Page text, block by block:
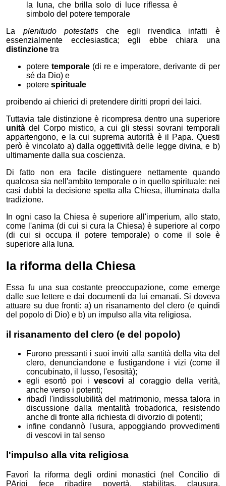
la luna, che brilla solo di luce riflessa è
simbolo del potere temporale
La plenitudo potestatis che egli rivendica infatti è
essenzialmente ecclesiastica; egli ebbe chiara una
distinzione tra
poteretemporale (di re e imperatore, derivante di per
sé da Dio) e
poterespirituale
proibendo ai chierici di pretendere diritti propri dei laici.
Tuttavia tale distinzione è ricompresa dentro una superiore
unità del Corpo mistico, a cui gli stessi sovrani temporali
appartengono, e la cui suprema autorità è il Papa. Questi
però è vincolato a) dalla oggettività delle legge divina, e b)
ultimamente dalla sua coscienza.
Di fatto non era facile distinguere nettamente quando
qualcosa sia nell'ambito temporale o in quello spirituale: nei
casi dubbi la decisione spetta alla Chiesa, illuminata dalla
tradizione.
In ogni caso la Chiesa è superiore all'imperium, allo stato,
come l'anima (di cui si cura la Chiesa) è superiore al corpo
(di cui si occupa il potere temporale) o come il sole è
superiore alla luna.
la riforma della Chiesa
Essa fu una sua costante preoccupazione, come emerge
dalle sue lettere e dai documenti da lui emanati. Si doveva
attuare su due fronti: a) un risanamento del clero (e quindi
del popolo di Dio) e b) un impulso alla vita religiosa.
il risanamento del clero (e del popolo)
Furono pressanti i suoi inviti alla santità della vita del
clero, denunciandone e fustigandone i vizi (come il
concubinato, il lusso, l'esosità);
egli esortò poi i vescovi al coraggio della verità,
anche verso i potenti;
ribadì l'indissolubilità del matrimonio, messa talora in
discussione dalla mentalità trobadorica, resistendo
anche di fronte alla richiesta di divorzio di potenti;
infine condannò l'usura, appoggiando provvedimenti
di vescovi in tal senso
l'impulso alla vita religiosa
Favorì la riforma degli ordini monastici (nel Concilio di
PArigi fece ribadire povertà, stabilitas, clausura,